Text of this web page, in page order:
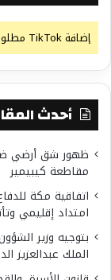
إضافة TikTok مطلوبة لتفعيل هذه المنطقة.
أحدث
ظهور شق أرضي
مقاطعة كيبيمير
اتفاقية مكة
امتداد إقليمي
بتوجيه وزير
الملك عبدالعزيز